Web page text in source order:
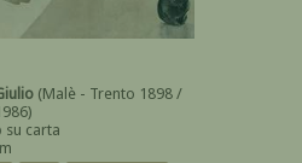
(Malè - Trento 1898 /
su carta